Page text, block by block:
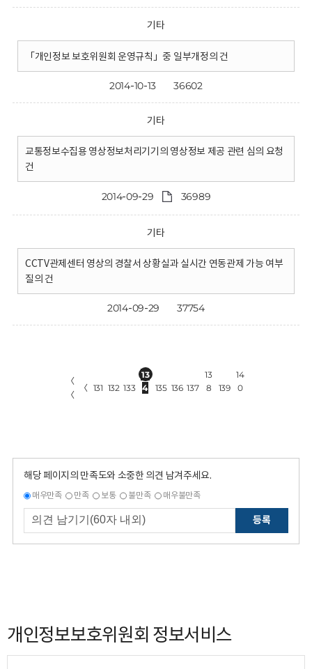
기타
「개인정보 보호위원회 운영규칙」중 일부개정의 건
2014-10-13 36602
기타
교통정보수집용 영상정보처리기기의 영상정보 제공 관련 심의 요청
건
2014-09-29 36989
기타
CCTV관제센터 영상의 경찰서 상황실과 실시간 연동관제 가능 여부
질의 건
2014-09-29 37754
〈
〈
〈 131 132 133
13
4
135 136 137
13
8
139
14
0
해당 페이지의 만족도와 소중한 의견 남겨주세요.
매우만족 만족 보통 불만족 매우불만족
등록
개인정보보호위원회 정보서비스